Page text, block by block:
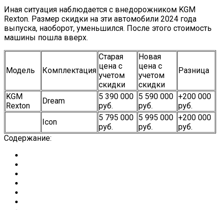
Иная ситуация наблюдается с внедорожником KGM
Rexton. Размер скидки на эти автомобили 2024 года
выпуска, наоборот, уменьшился. После этого стоимость
машины пошла вверх.
Модель Комплектация
Старая
цена с
учетом
скидки
Новая
цена с
учетом
скидки
Разница
KGM
Rexton
Dream
5 390 000
руб.
5 590 000
руб.
+200 000
руб.
Icon
5 795 000
руб.
5 995 000
руб.
+200 000
руб.
Содержание: